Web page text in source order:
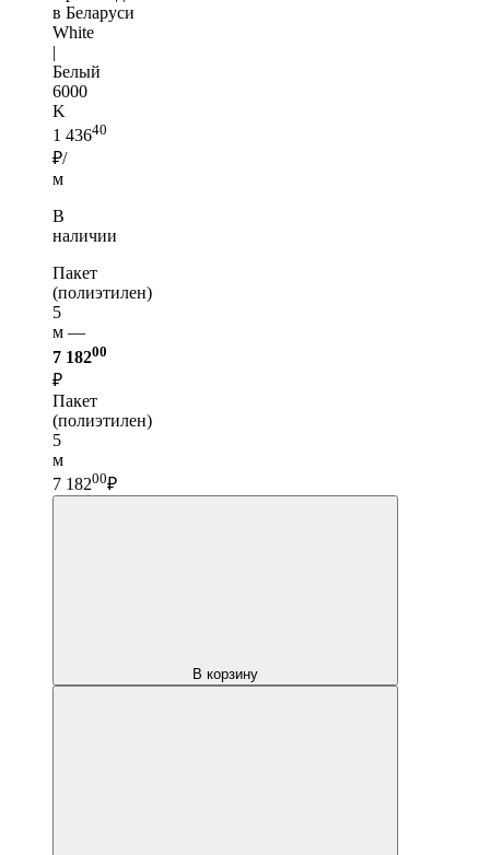
в Беларуси
White
|
Белый
6000
K
1 43640
₽/
м
В
наличии
Пакет
(полиэтилен)
5
м —
7 18200
₽
Пакет
(полиэтилен)
5
м
7 18200₽
В корзину